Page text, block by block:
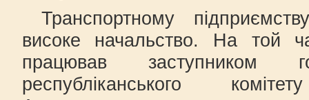
Транспортному
високе начальство. На той
працював заступником
республіканського